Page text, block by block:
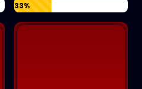
33%